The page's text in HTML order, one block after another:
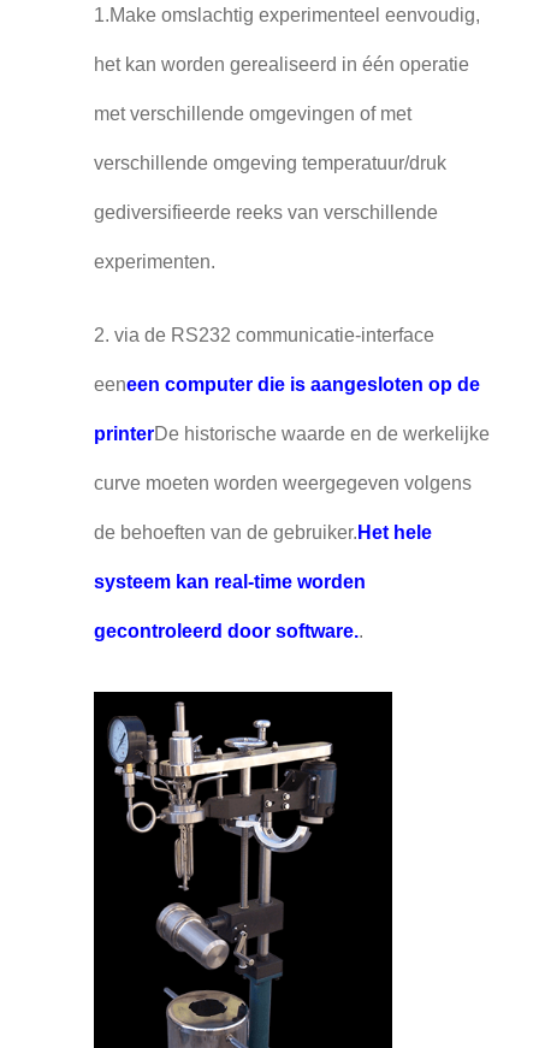
1.Make omslachtig experimenteel eenvoudig,
het kan worden gerealiseerd in één operatie
met verschillende omgevingen of met
verschillende omgeving temperatuur/druk
gediversifieerde reeks van verschillende
experimenten.
2. via de RS232 communicatie-interface
eeneen computer die is aangesloten op de
printerDe historische waarde en de werkelijke
curve moeten worden weergegeven volgens
de behoeften van de gebruiker. Het hele
systeem kan real-time worden
gecontroleerd door software..